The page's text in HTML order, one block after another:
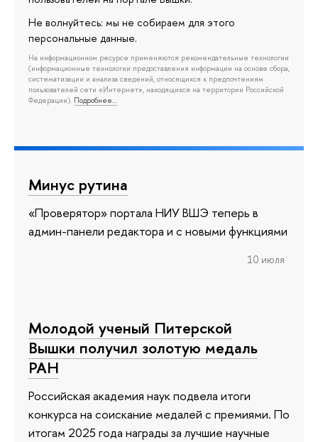
Не волнуйтесь: мы не собираем для этого
персональные данные.
На информационном ресурсе применяются рекомендательные технологии
(информационные технологии предоставления информации на основе сбора,
систематизации и анализа сведений, относящихся к предпочтениям
пользователей сети «Интернет», находящихся на территории Российской
Федерации). Подробнее…
Минус рутина
«Проверятор» портала НИУ ВШЭ теперь в
админ-панели редактора и с новыми функциями
10 июля
Молодой ученый Питерской
Вышки получил золотую медаль
РАН
Российская академия наук подвела итоги
конкурса на соискание медалей с премиями. По
итогам 2025 года награды за лучшие научные